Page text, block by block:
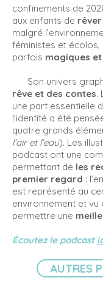
confinements de
aux enfants de rêver
malgré
féministes et
parfois magiques
Son univers
rêve et des contes.
une part essentielle
l’identité a été
quatre grands
l’air et l’eau). Les
podcast ont une
permettant de les
premier regard :
est représenté au
environnement et
permettre une
Écoutez le podcast
AUTRES